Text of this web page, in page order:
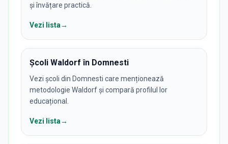
și învățare practică.
Vezi lista→
Școli Waldorf în Domnesti
Vezi școli din Domnesti care menționează
metodologie Waldorf și compară profilul lor
educațional.
Vezi lista→